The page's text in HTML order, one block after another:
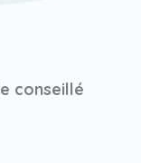
conseillé